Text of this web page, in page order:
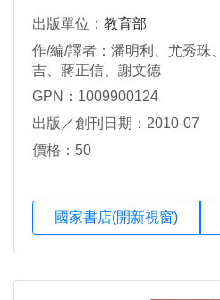
出版單位： 教育部
作/編/譯者：潘明利、尤秀珠
吉、蔣正信、謝文德
GPN：1009900124
出版／創刊日期：2010-07
價格：50
國家書店(開新視窗)